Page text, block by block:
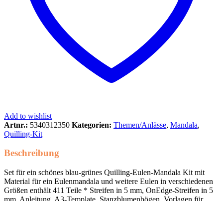
Add to wishlist
Artnr.: 5340312350 Kategorien: Themen/Anlässe, Mandala,
Quilling-Kit
Beschreibung
Set für ein schönes blau-grünes Quilling-Eulen-Mandala Kit mit
Material für ein Eulenmandala und weitere Eulen in verschiedenen
Größen enthält 411 Teile * Streifen in 5 mm, OnEdge-Streifen in 5